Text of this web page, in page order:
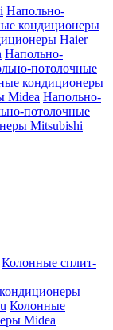
Напольно-
кондиционеры
Haier
Напольно-
потолочные
кондиционеры
Midea Напольно-
потолочные
Mitsubishi
Колонные сплит-
Колонные
Midea